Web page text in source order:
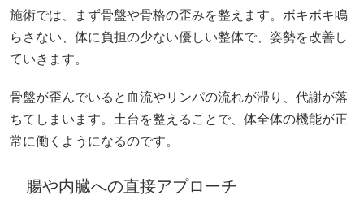
施術では、まず骨盤や骨格の歪みを整えます。ボキボキ鳴
らさない、体に負担の少ない優しい整体で、姿勢を改善し
ていきます。
骨盤が歪んでいると血流やリンパの流れが滞り、代謝が落
ちてしまいます。土台を整えることで、体全体の機能が正
常に働くようになるのです。
腸や内臓への直接アプローチ